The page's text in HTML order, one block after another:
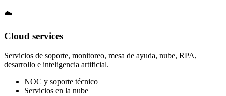
☁️
Cloud services
Servicios de soporte, monitoreo, mesa de ayuda, nube, RPA,
desarrollo e inteligencia artificial.
NOC y soporte técnico
Servicios en la nube